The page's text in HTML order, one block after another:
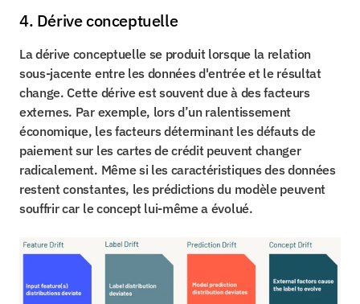
4. Dérive conceptuelle
La dérive conceptuelle se produit lorsque la relation
sous-jacente entre les données d'entrée et le résultat
change. Cette dérive est souvent due à des facteurs
externes. Par exemple, lors d’un ralentissement
économique, les facteurs déterminant les défauts de
paiement sur les cartes de crédit peuvent changer
radicalement. Même si les caractéristiques des données
restent constantes, les prédictions du modèle peuvent
souffrir car le concept lui-même a évolué.